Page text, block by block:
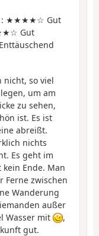
: ★★★★☆ Gut
Gut
nicht, so viel
um am
zu sehen,
ist. Es ist
abreißt.
nichts
Es geht im
Ende. Man
Ferne zwischen
Wanderung
außer
Wasser mit
,
gut.